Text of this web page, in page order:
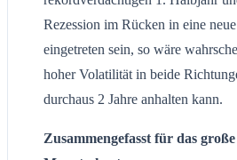
Rezession im Rücken in eine
eingetreten sein, so wäre
hoher Volatilität in beide
durchaus 2 Jahre anhalten kann.
Zusammengefasst für das